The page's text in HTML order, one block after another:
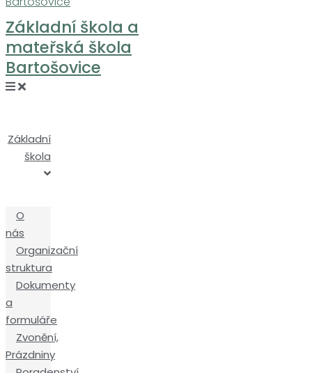
Základní škola a
mateřská škola
Bartošovice
Základní
škola
O
nás
Organizační
struktura
Dokumenty
a
formuláře
Zvonění,
Prázdniny